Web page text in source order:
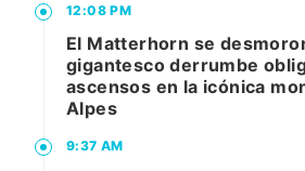
12:08 PM
El Matterhorn se
gigantesco derrumbe
ascensos en la icónica
Alpes
9:37 AM